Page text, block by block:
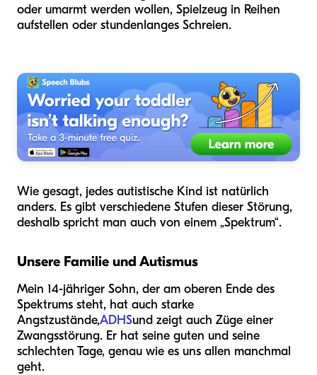
oder umarmt werden wollen, Spielzeug in Reihen
aufstellen oder stundenlanges Schreien.
Wie gesagt, jedes autistische Kind ist natürlich
anders. Es gibt verschiedene Stufen dieser Störung,
deshalb spricht man auch von einem „Spektrum“.
Unsere Familie und Autismus
Mein 14-jähriger Sohn, der am oberen Ende des
Spektrums steht, hat auch starke
Angstzustände,ADHSund zeigt auch Züge einer
Zwangsstörung. Er hat seine guten und seine
schlechten Tage, genau wie es uns allen manchmal
geht.